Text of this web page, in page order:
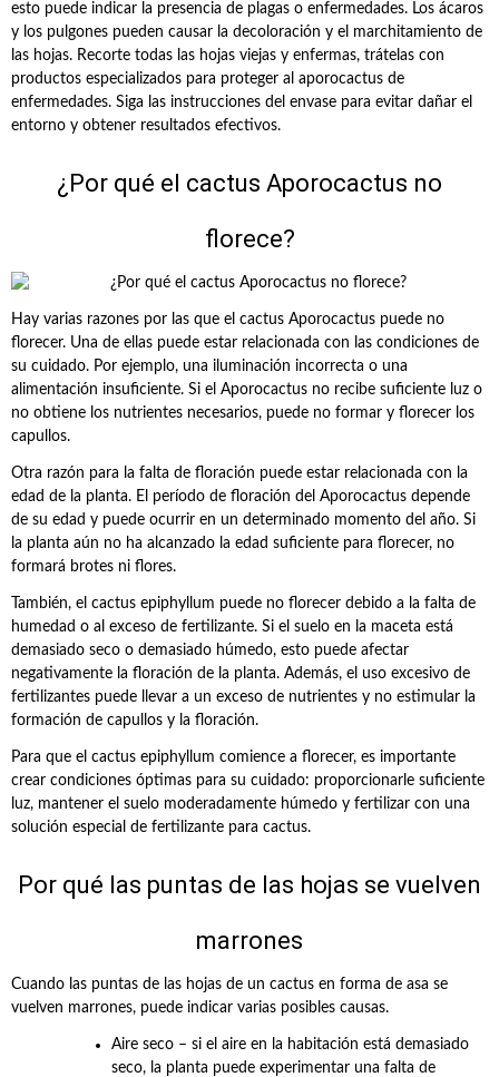
esto puede indicar la presencia de plagas o enfermedades. Los ácaros
y los pulgones pueden causar la decoloración y el marchitamiento de
las hojas. Recorte todas las hojas viejas y enfermas, trátelas con
productos especializados para proteger al aporocactus de
enfermedades. Siga las instrucciones del envase para evitar dañar el
entorno y obtener resultados efectivos.
¿Por qué el cactus Aporocactus no
florece?
Hay varias razones por las que el cactus Aporocactus puede no
florecer. Una de ellas puede estar relacionada con las condiciones de
su cuidado. Por ejemplo, una iluminación incorrecta o una
alimentación insuficiente. Si el Aporocactus no recibe suficiente luz o
no obtiene los nutrientes necesarios, puede no formar y florecer los
capullos.
Otra razón para la falta de floración puede estar relacionada con la
edad de la planta. El período de floración del Aporocactus depende
de su edad y puede ocurrir en un determinado momento del año. Si
la planta aún no ha alcanzado la edad suficiente para florecer, no
formará brotes ni flores.
También, el cactus epiphyllum puede no florecer debido a la falta de
humedad o al exceso de fertilizante. Si el suelo en la maceta está
demasiado seco o demasiado húmedo, esto puede afectar
negativamente la floración de la planta. Además, el uso excesivo de
fertilizantes puede llevar a un exceso de nutrientes y no estimular la
formación de capullos y la floración.
Para que el cactus epiphyllum comience a florecer, es importante
crear condiciones óptimas para su cuidado: proporcionarle suficiente
luz, mantener el suelo moderadamente húmedo y fertilizar con una
solución especial de fertilizante para cactus.
Por qué las puntas de las hojas se vuelven
marrones
Cuando las puntas de las hojas de un cactus en forma de asa se
vuelven marrones, puede indicar varias posibles causas.
Aire seco – si el aire en la habitación está demasiado
seco, la planta puede experimentar una falta de